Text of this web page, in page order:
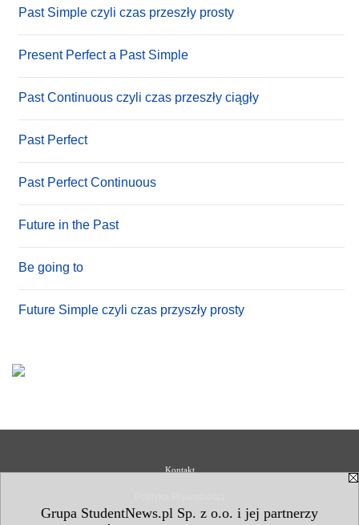
Grupa StudentNews.pl Sp. z o.o. i jej partnerzy
Past Simple czyli czas przeszły prosty
Present Perfect a Past Simple
Past Continuous czyli czas przeszły ciągły
Past Perfect
Past Perfect Continuous
Future in the Past
Be going to
Future Simple czyli czas przyszły prosty
Kontakt